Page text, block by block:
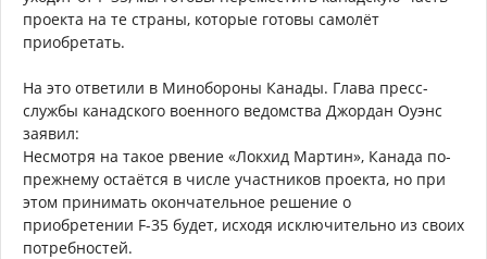
проекта на те страны, которые готовы самолёт
приобретать.
На это ответили в Минобороны Канады. Глава пресс-
службы канадского военного ведомства Джордан Оуэнс
заявил:
Несмотря на такое рвение «Локхид Мартин», Канада по-
прежнему остаётся в числе участников проекта, но при
этом принимать окончательное решение о
приобретении F-35 будет, исходя исключительно из своих
потребностей.